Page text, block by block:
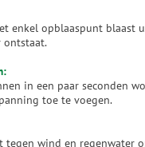
enkel opblaaspunt blaast
ontstaat.
in een paar seconden
toe te voegen.
tegen wind en